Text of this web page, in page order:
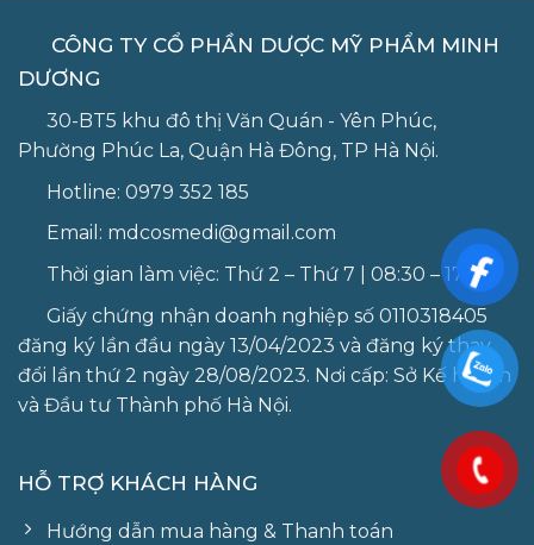
CÔNG TY CỔ PHẦN DƯỢC MỸ PHẨM MINH
DƯƠNG
30-BT5 khu đô thị Văn Quán - Yên Phúc,
Phường Phúc La, Quận Hà Đông, TP Hà Nội.
Hotline: 0979 352 185
Email: mdcosmedi@gmail.com
Thời gian làm việc: Thứ 2 – Thứ 7 | 08:30 – 17:30
Giấy chứng nhận doanh nghiệp số 0110318405
đăng ký lần đầu ngày 13/04/2023 và đăng ký thay
đổi lần thứ 2 ngày 28/08/2023. Nơi cấp: Sở Kế hoạch
và Đầu tư Thành phố Hà Nội.
HỖ TRỢ KHÁCH HÀNG
Hướng dẫn mua hàng & Thanh toán